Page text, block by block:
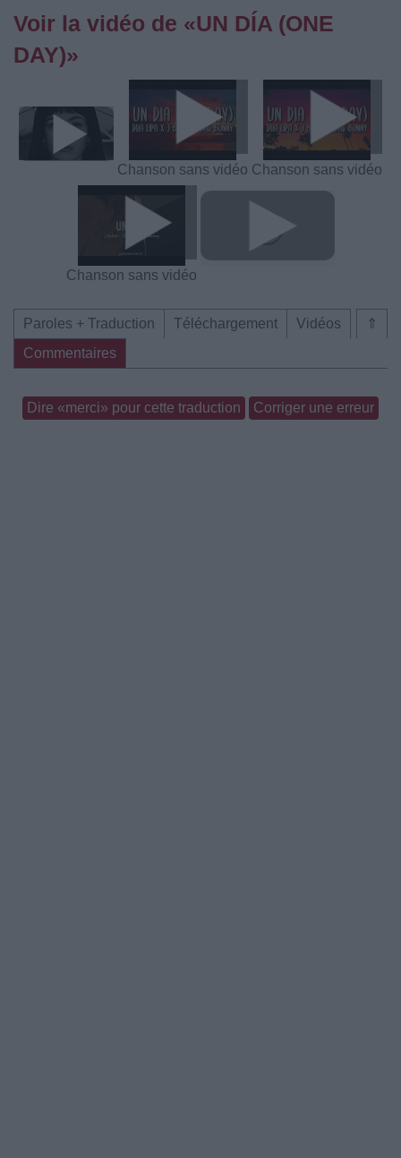
Voir la vidéo de «UN DÍA (ONE
DAY)»
Chanson sans vidéo Chanson sans vidéo
Chanson sans vidéo
⇑
Paroles + Traduction Téléchargement
Vidéos
Commentaires
Dire «merci» pour cette traduction Corriger une erreur